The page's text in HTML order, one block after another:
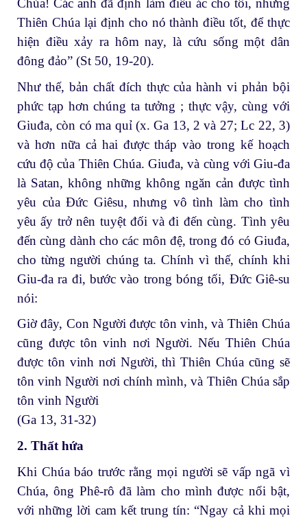
Chúa! Các anh đã định làm điều ác cho tôi, nhưng
Thiên Chúa lại định cho nó thành điều tốt, để thực
hiện điều xảy ra hôm nay, là cứu sống một dân
đông đảo” (St 50, 19-20).
Như thế, bản chất đích thực của hành vi phản bội
phức tạp hơn chúng ta tưởng ; thực vậy, cùng với
Giuđa, còn có ma quỉ (x. Ga 13, 2 và 27; Lc 22, 3)
và hơn nữa cả hai được tháp vào trong kế hoạch
cứu độ của Thiên Chúa. Giuđa, và cùng với Giu-đa
là Satan, không những không ngăn cản được tình
yêu của Đức Giêsu, nhưng vô tình làm cho tình
yêu ấy trở nên tuyệt đối và đi đến cùng. Tình yêu
đến cùng dành cho các môn đệ, trong đó có Giuđa,
cho từng người chúng ta. Chính vì thế, chính khi
Giu-đa ra đi, bước vào trong bóng tối, Đức Giê-su
nói:
Giờ đây, Con Người được tôn vinh, và Thiên Chúa
cũng được tôn vinh nơi Người. Nếu Thiên Chúa
được tôn vinh nơi Người, thì Thiên Chúa cũng sẽ
tôn vinh Người nơi chính mình, và Thiên Chúa sắp
tôn vinh Người
(Ga 13, 31-32)
2. Thất hứa
Khi Chúa báo trước rằng mọi người sẽ vấp ngã vì
Chúa, ông Phê-rô đã làm cho mình được nổi bật,
với những lời cam kết trung tín: “Ngay cả khi mọi